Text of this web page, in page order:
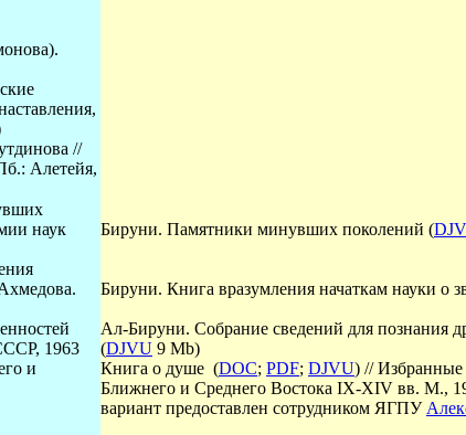
//
Алетейя,
наук
Бируни. Памятники минувших поколений (
Бируни. Книга вразумления начаткам науки о
1963
Ал-Бируни. Собрание сведений для познания
(DJVU 9 Mb)
и
Книга о душе (DOC; PDF; DJVU) // Избранные
Ближнего и Среднего Востока IX-XIV вв. М.,
вариант предоставлен сотрудником ЯГПУ